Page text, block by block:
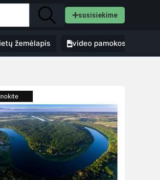
susisiekime
žemėlapis video pamokos